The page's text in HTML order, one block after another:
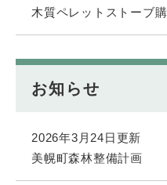
木質ペレットストーブ
お知らせ
2026年3月24日更新
美幌町森林整備計画